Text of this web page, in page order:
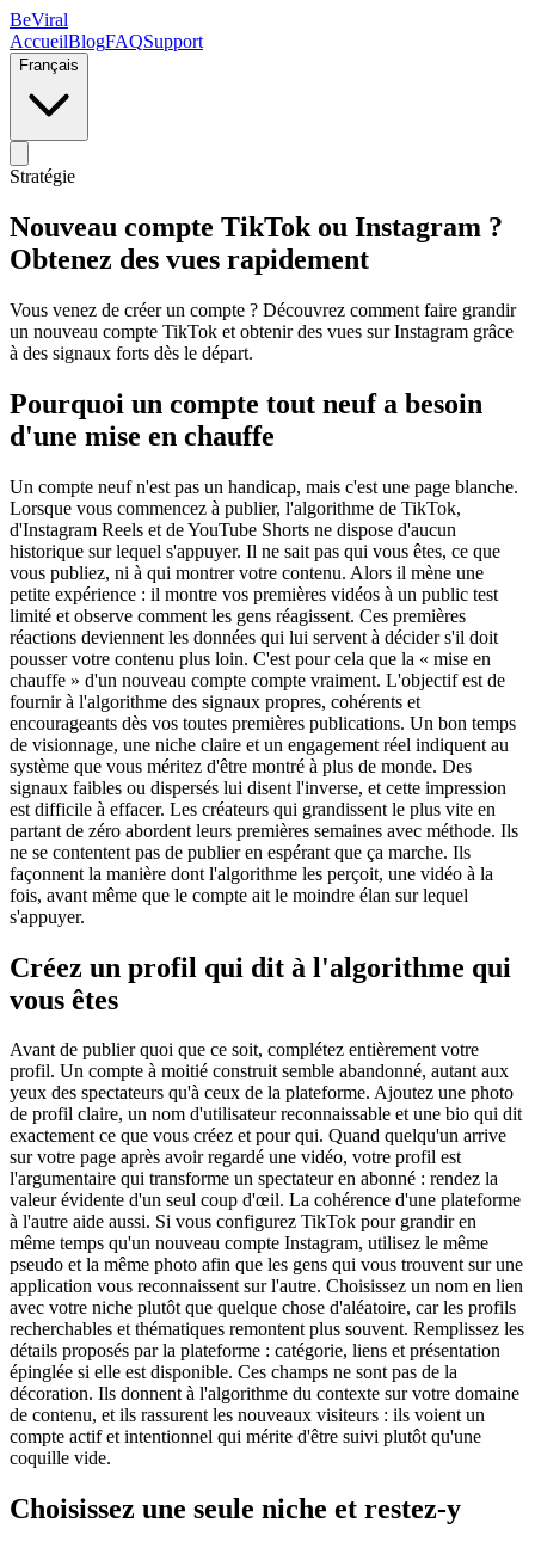
BeViral
AccueilBlogFAQSupport
Français
Stratégie
Nouveau compte TikTok ou Instagram ?
Obtenez des vues rapidement
Vous venez de créer un compte ? Découvrez comment faire grandir
un nouveau compte TikTok et obtenir des vues sur Instagram grâce
à des signaux forts dès le départ.
Pourquoi un compte tout neuf a besoin
d'une mise en chauffe
Un compte neuf n'est pas un handicap, mais c'est une page blanche.
Lorsque vous commencez à publier, l'algorithme de TikTok,
d'Instagram Reels et de YouTube Shorts ne dispose d'aucun
historique sur lequel s'appuyer. Il ne sait pas qui vous êtes, ce que
vous publiez, ni à qui montrer votre contenu. Alors il mène une
petite expérience : il montre vos premières vidéos à un public test
limité et observe comment les gens réagissent. Ces premières
réactions deviennent les données qui lui servent à décider s'il doit
pousser votre contenu plus loin. C'est pour cela que la « mise en
chauffe » d'un nouveau compte compte vraiment. L'objectif est de
fournir à l'algorithme des signaux propres, cohérents et
encourageants dès vos toutes premières publications. Un bon temps
de visionnage, une niche claire et un engagement réel indiquent au
système que vous méritez d'être montré à plus de monde. Des
signaux faibles ou dispersés lui disent l'inverse, et cette impression
est difficile à effacer. Les créateurs qui grandissent le plus vite en
partant de zéro abordent leurs premières semaines avec méthode. Ils
ne se contentent pas de publier en espérant que ça marche. Ils
façonnent la manière dont l'algorithme les perçoit, une vidéo à la
fois, avant même que le compte ait le moindre élan sur lequel
s'appuyer.
Créez un profil qui dit à l'algorithme qui
vous êtes
Avant de publier quoi que ce soit, complétez entièrement votre
profil. Un compte à moitié construit semble abandonné, autant aux
yeux des spectateurs qu'à ceux de la plateforme. Ajoutez une photo
de profil claire, un nom d'utilisateur reconnaissable et une bio qui dit
exactement ce que vous créez et pour qui. Quand quelqu'un arrive
sur votre page après avoir regardé une vidéo, votre profil est
l'argumentaire qui transforme un spectateur en abonné : rendez la
valeur évidente d'un seul coup d'œil. La cohérence d'une plateforme
à l'autre aide aussi. Si vous configurez TikTok pour grandir en
même temps qu'un nouveau compte Instagram, utilisez le même
pseudo et la même photo afin que les gens qui vous trouvent sur une
application vous reconnaissent sur l'autre. Choisissez un nom en lien
avec votre niche plutôt que quelque chose d'aléatoire, car les profils
recherchables et thématiques remontent plus souvent. Remplissez les
détails proposés par la plateforme : catégorie, liens et présentation
épinglée si elle est disponible. Ces champs ne sont pas de la
décoration. Ils donnent à l'algorithme du contexte sur votre domaine
de contenu, et ils rassurent les nouveaux visiteurs : ils voient un
compte actif et intentionnel qui mérite d'être suivi plutôt qu'une
coquille vide.
Choisissez une seule niche et restez-y